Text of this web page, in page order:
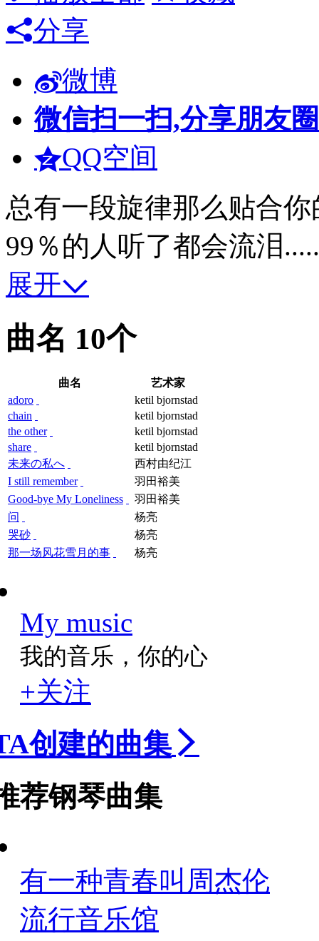
分享
微博
微信扫一扫,分享朋友圈
QQ空间
总有一段旋律那么贴合
99％的人听了都会流泪
展开
曲名 10个
曲名
艺术家
adoro
ketil bjornstad
chain
ketil bjornstad
the other
ketil bjornstad
share
ketil bjornstad
未来の私へ
西村由纪江
I still remember
羽田裕美
Good-bye My Loneliness
羽田裕美
问
杨亮
哭砂
杨亮
那一场风花雪月的事
杨亮
My music
我的音乐，你的心
+关注
创建的曲集
荐钢琴曲集
有一种青春叫周杰伦
流行音乐馆